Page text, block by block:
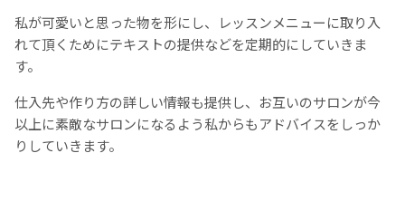
私が可愛いと思った物を形にし、レッスンメニューに取り入
れて頂くためにテキストの提供などを定期的にしていきま
す。
仕入先や作り方の詳しい情報も提供し、お互いのサロンが今
以上に素敵なサロンになるよう私からもアドバイスをしっか
りしていきます。